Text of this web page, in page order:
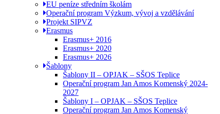
EU peníze středním školám
Operační program Výzkum, vývoj a vzdělávání
Projekt SIPVZ
Erasmus
Erasmus+ 2016
Erasmus+ 2020
Erasmus+ 2026
Šablony
Šablony II – OPJAK – SŠOS Teplice
Operační program Jan Amos Komenský 2024-
2027
Šablony I – OPJAK – SŠOS Teplice
Operační program Jan Amos Komenský